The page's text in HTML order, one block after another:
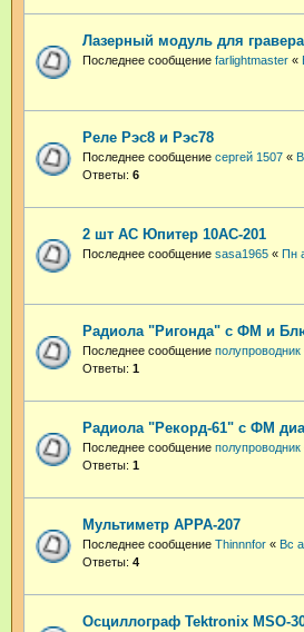
Лазерный модуль для
Последнее сообщение farlightmaster «
Реле Рэс8 и Рэс78
Последнее сообщение сергей 1507 «
Ответы: 6
2 шт АС Юпитер 10АС-201
Последнее сообщение sasa1965 « Пн
Радиола "Ригонда" с ФМ и
Последнее сообщение полупроводник
Ответы: 1
Радиола "Рекорд-61" с ФМ
Последнее сообщение полупроводник
Ответы: 1
Мультиметр APPA-207
Последнее сообщение Thinnnfor « Вс
Ответы: 4
Осциллограф Tektronix MSO-